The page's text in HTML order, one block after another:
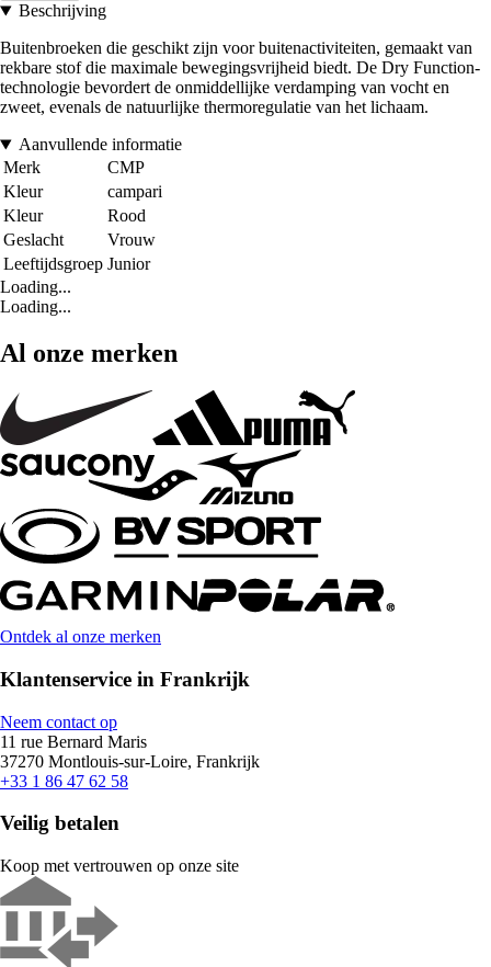
Beschrijving
Buitenbroeken die geschikt zijn voor buitenactiviteiten, gemaakt van
rekbare stof die maximale bewegingsvrijheid biedt. De Dry Function-
technologie bevordert de onmiddellijke verdamping van vocht en
zweet, evenals de natuurlijke thermoregulatie van het lichaam.
Aanvullende informatie
Merk
CMP
Kleur
campari
Kleur
Rood
Geslacht
Vrouw
Leeftijdsgroep Junior
Loading...
Loading...
Al onze merken
Ontdek al onze merken
Klantenservice in Frankrijk
Neem contact op
11 rue Bernard Maris
37270 Montlouis-sur-Loire, Frankrijk
+33 1 86 47 62 58
Veilig betalen
Koop met vertrouwen op onze site